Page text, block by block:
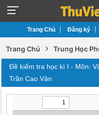
Trang Chủ Đăng ký
Trang Chủ › Trung Học
Đề kiểm tra học kì I - Môn:
Trần Cao Vân